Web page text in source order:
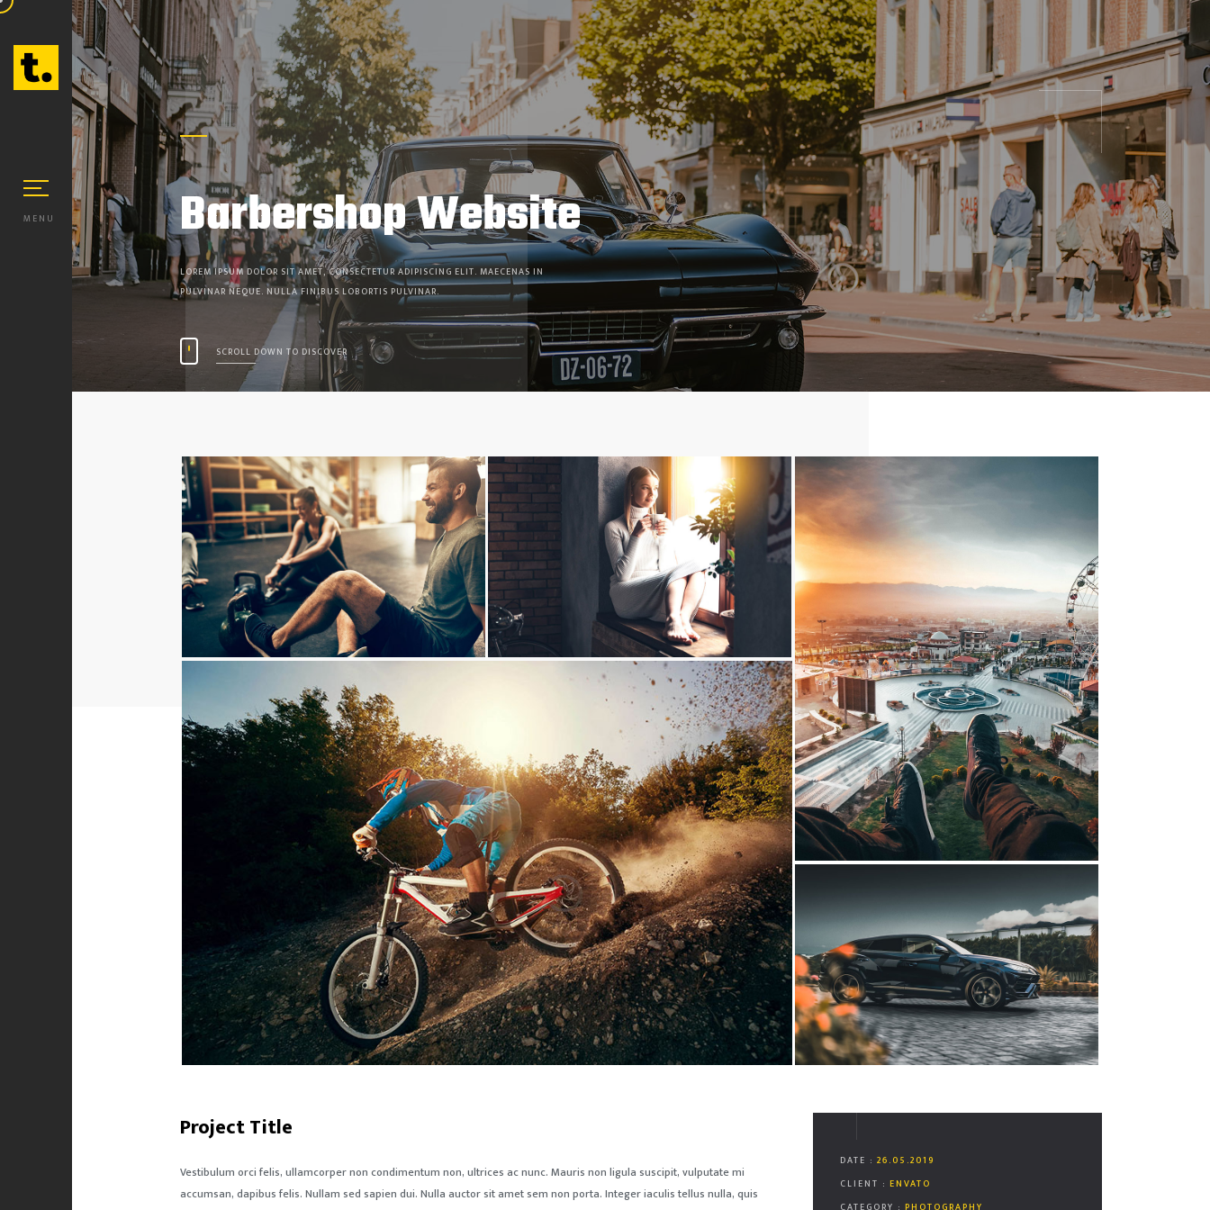
MENU Barbershop Website
LOREM IPSUM DOLOR SIT AMET, CONSECTETUR ADIPISCING ELIT. MAECENAS IN
PULVINAR NEQUE. NULLA FINIBUS LOBORTIS PULVINAR.
SCROLL DOWN TO DISCOVER
Project Title
Vestibulum orci felis, ullamcorper non condimentum non, ultrices ac nunc. Mauris non ligula suscipit, vulputate mi
accumsan, dapibus felis. Nullam sed sapien dui. Nulla auctor sit amet sem non porta. Integer iaculis tellus nulla, quis
DATE : 26.05.2019
CLIENT : ENVATO
CATEGORY : PHOTOGRAPHY